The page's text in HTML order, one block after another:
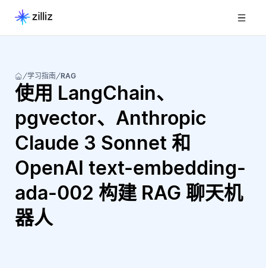
学习指南 RAG
使用 LangChain、
pgvector、Anthropic
Claude 3 Sonnet 和
OpenAI text-embedding-
ada-002 构建 RAG 聊天机
器人